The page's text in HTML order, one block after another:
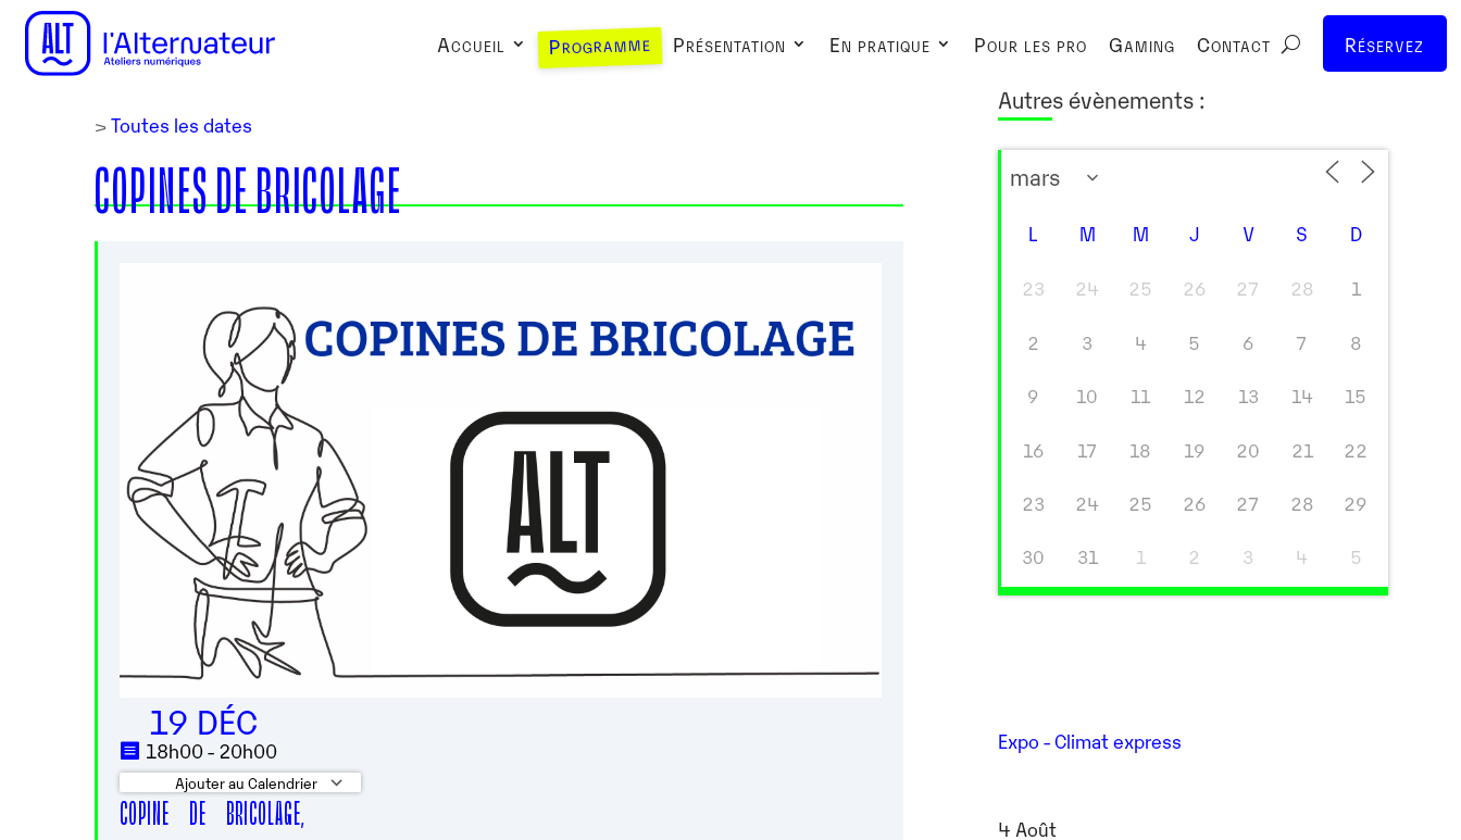
Accueil Programme Présentation En pratique Pour les pro Gaming Contact Réservez
> Toutes les dates
COPINES DE BRICOLAGE
19 DÉC
18h00 - 20h00
Ajouter au Calendrier
Télécharger ICS
COPINE DE BRICOLAGE,
Autres évènements :
L M M J V S D
23 24 25 26 27 28 1
2 3 4 5 6 7 8
9 10 11 12 13 14 15
16 17 18 19 20 21 22
23 24 25 26 27 28 29
30 31 1 2 3 4 5
Expo - Climat express
4 Août